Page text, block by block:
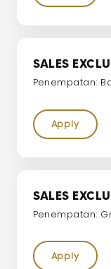
SALES
Penempatan:
Apply
SALES
Penempatan:
Apply